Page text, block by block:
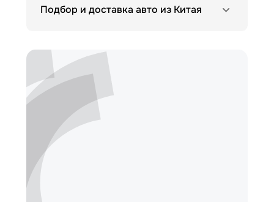
Подбор и доставка авто из Китая